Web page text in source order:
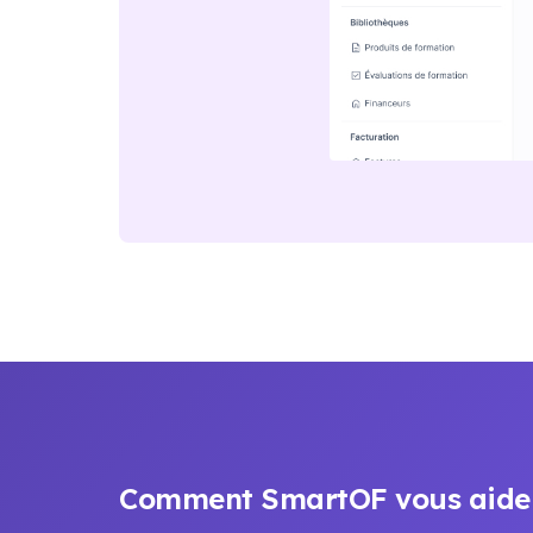
Comment SmartOF vous